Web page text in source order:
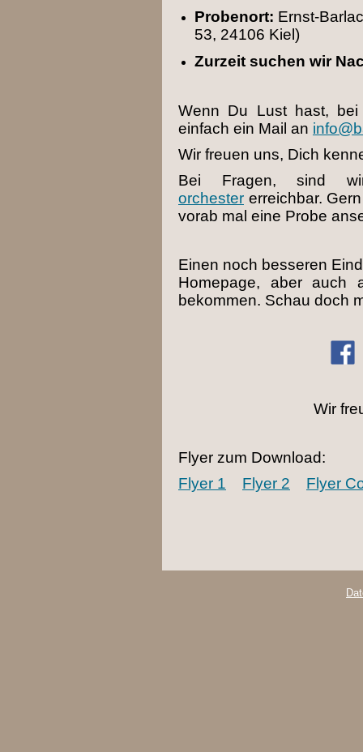
Probenort: Ernst-
53, 24106 Kiel)
Zurzeit suchen wir
Wenn Du Lust hast,
einfach ein Mail an
Wir freuen uns, Dich
Bei Fragen, sind
orchester erreichbar.
vorab mal eine Probe
Einen noch besseren
Homepage, aber auch
bekommen. Schau doch
Wir
Flyer zum Download:
Flyer 1
Flyer 2 Flyer